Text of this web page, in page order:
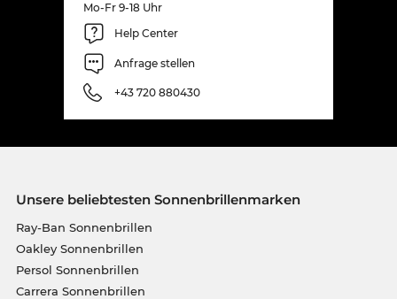
Mo-Fr 9-18 Uhr
Help Center
Anfrage stellen
+43 720 880430
Unsere beliebtesten Sonnenbrillenmarken
Ray-Ban Sonnenbrillen
Oakley Sonnenbrillen
Persol Sonnenbrillen
Carrera Sonnenbrillen